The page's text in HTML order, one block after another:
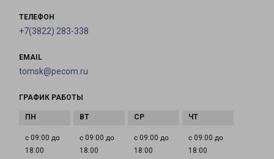
ТЕЛЕФОН
+7(3822) 283-338
EMAIL
tomsk@pecom.ru
ГРАФИК РАБОТЫ
с 09:00 до
18:00
с 09:00 до
18:00
с 09:00 до
18:00
с 09:00 до
18:00